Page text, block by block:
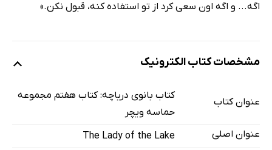
اگه... و اگه اون سعی کرد از تو استفاده کنه، قبول نکن.»
مشخصات کتاب الکترونیک
عنوان کتاب
کتاب بانوی دریاچه: کتاب هفتم مجموعه
حماسه ویچر
عنوان اصلی
The Lady of the Lake